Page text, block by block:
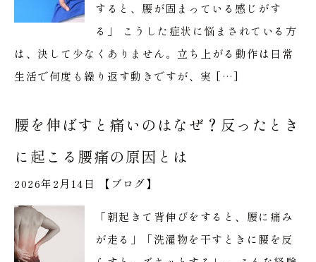
すると、腰が固まっている感じがす
る」 こうした症状に悩まされている方
は、決して少なくありません。立ち上がる動作は日常
生活で何度も繰り返す動きですが、実 […]
腰を伸ばすと痛いのはなぜ？反ったとき
に起こる腰痛の原因とは
2026年2月14日 【 ブログ】
「朝起きて背伸びをすると、腰に痛み
が走る」「洗濯物を干すときに腰を反